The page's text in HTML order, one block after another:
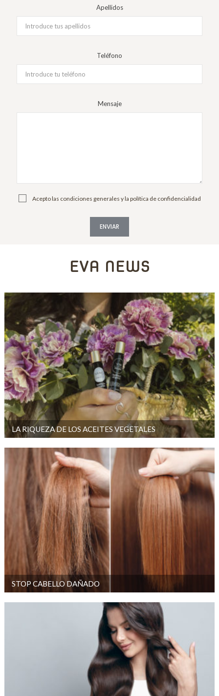
Apellidos
Teléfono
Mensaje
Acepto las condiciones generales y la política de confidencialidad
EVA NEWS
LA RIQUEZA DE LOS ACEITES VEGETALES
STOP CABELLO DAÑADO